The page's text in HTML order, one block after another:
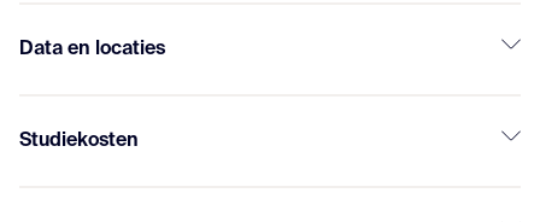
Data en locaties
Studiekosten